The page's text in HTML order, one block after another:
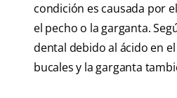
condición es causada por
el pecho o la garganta.
dental debido al ácido en
bucales y la garganta